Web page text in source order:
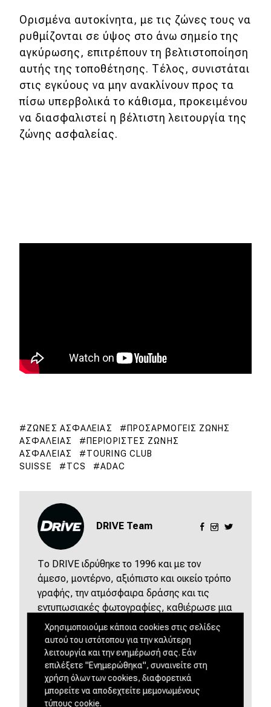
Ορισμένα αυτοκίνητα, με τις ζώνες τους να
ρυθμίζονται σε ύψος στο άνω σημείο της
αγκύρωσης, επιτρέπουν τη βελτιστοποίηση
αυτής της τοποθέτησης. Τέλος, συνιστάται
στις εγκύους να μην ανακλίνουν προς τα
πίσω υπερβολικά το κάθισμα, προκειμένου
να διασφαλιστεί η βέλτιστη λειτουργία της
ζώνης ασφαλείας.
ΖΏΝΕΣ ΑΣΦΑΛΕΊΑΣ
ΠΡΟΣΑΡΜΟΓΕΊΣ ΖΏΝΗΣ
ΑΣΦΑΛΕΊΑΣ
ΠΕΡΙΟΡΙΣΤΈΣ ΖΏΝΗΣ
ΑΣΦΑΛΕΊΑΣ
TOURING CLUB
SUISSE
TCS ADAC
DRIVE Team
Το DRIVE ιδρύθηκε το 1996 και με τον
άμεσο, μοντέρνο, αξιόπιστο και οικείο τρόπο
γραφής, την ατμόσφαιρα δράσης και τις
εντυπωσιακές φωτογραφίες, καθιέρωσε μια
νέα αντίληψη στον Ειδικό Τύπο στην Ελλάδα.
Οι ίδιες αρχές μεταφέρθηκαν και στις
ψηφιακές οθόνες προσφέροντας μέσω του
drive.gr άμεση ενημέρωση για ότι συμβαίνει
στην αυτοκινητοβιομηχανία.
Χρησιμοποιούμε κάποια cookies στις σελίδες
αυτού του ιστότοπου για την καλύτερη
λειτουργία και την ενημέρωσή σας. Εάν
επιλέξετε "Ενημερώθηκα", συναινείτε στη
χρήση όλων των cookies, διαφορετικά
μπορείτε να αποδεχτείτε μεμονωμένους
τύπους cookie.